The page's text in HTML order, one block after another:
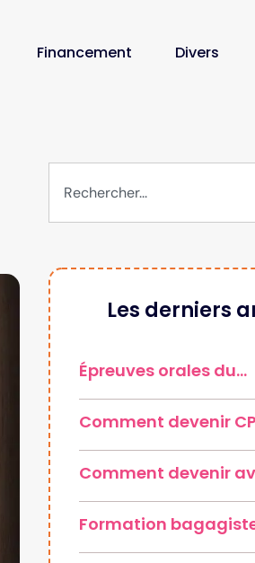
Financement Divers
Les derniers
Épreuves orales du…
Comment devenir
Comment devenir
Formation